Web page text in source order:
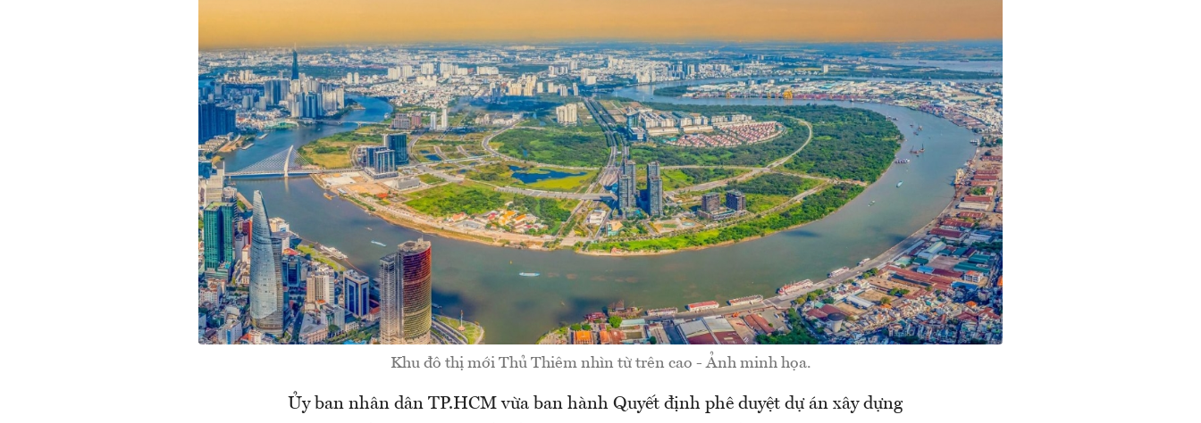
Khu đô thị mới Thủ Thiêm nhìn từ trên cao - Ảnh minh họa.
Ủy ban nhân dân TP.HCM vừa ban hành Quyết định phê duyệt dự án xây dựng